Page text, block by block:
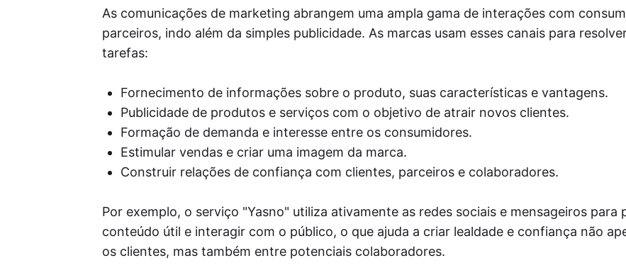
As comunicações de marketing abrangem uma ampla gama de interações com
parceiros, indo além da simples publicidade. As marcas usam esses canais para
tarefas:
Fornecimento de informações sobre o produto, suas características e vantagens.
Publicidade de produtos e serviços com o objetivo de atrair novos clientes.
Formação de demanda e interesse entre os consumidores.
Estimular vendas e criar uma imagem da marca.
Construir relações de confiança com clientes, parceiros e colaboradores.
Por exemplo, o serviço "Yasno" utiliza ativamente as redes sociais e mensageiros para
conteúdo útil e interagir com o público, o que ajuda a criar lealdade e confiança não
os clientes, mas também entre potenciais colaboradores.